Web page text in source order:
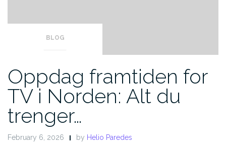
BLOG
Oppdag framtiden for
TV i Norden: Alt du
trenger…
February 6, 2026 by Helio Paredes